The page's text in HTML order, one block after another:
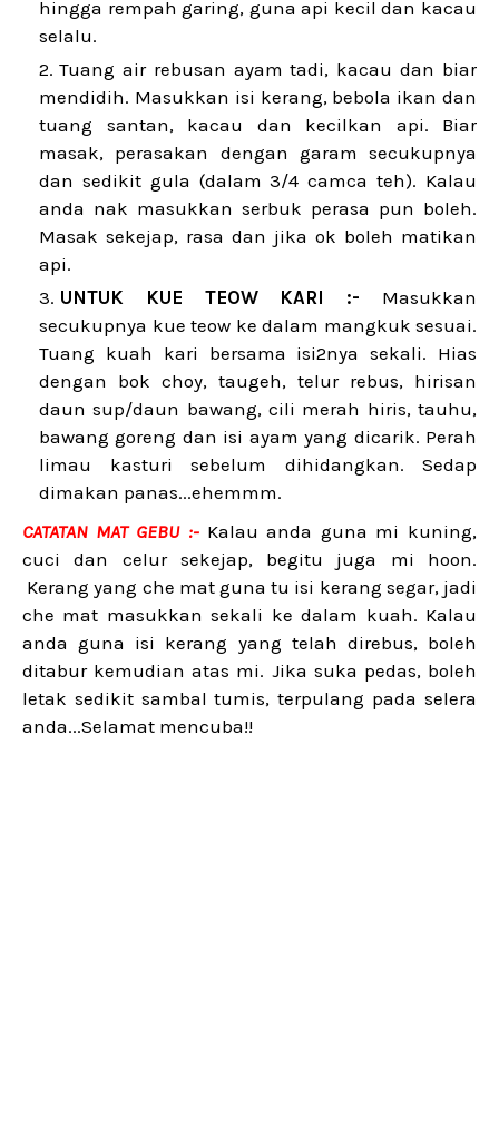
hingga rempah garing, guna api kecil dan kacau
selalu.
Tuang air rebusan ayam tadi, kacau dan biar
mendidih. Masukkan isi kerang, bebola ikan dan
tuang santan, kacau dan kecilkan api. Biar
masak, perasakan dengan garam secukupnya
dan sedikit gula (dalam 3/4 camca teh). Kalau
anda nak masukkan serbuk perasa pun boleh.
Masak sekejap, rasa dan jika ok boleh matikan
api.
UNTUK KUE TEOW KARI :- Masukkan
secukupnya kue teow ke dalam mangkuk sesuai.
Tuang kuah kari bersama isi2nya sekali. Hias
dengan bok choy, taugeh, telur rebus, hirisan
daun sup/daun bawang, cili merah hiris, tauhu,
bawang goreng dan isi ayam yang dicarik. Perah
limau kasturi sebelum dihidangkan. Sedap
dimakan panas...ehemmm.
CATATAN MAT GEBU :- Kalau anda guna mi kuning,
cuci dan celur sekejap, begitu juga mi hoon.
Kerang yang che mat guna tu isi kerang segar, jadi
che mat masukkan sekali ke dalam kuah. Kalau
anda guna isi kerang yang telah direbus, boleh
ditabur kemudian atas mi. Jika suka pedas, boleh
letak sedikit sambal tumis, terpulang pada selera
anda...Selamat mencuba!!